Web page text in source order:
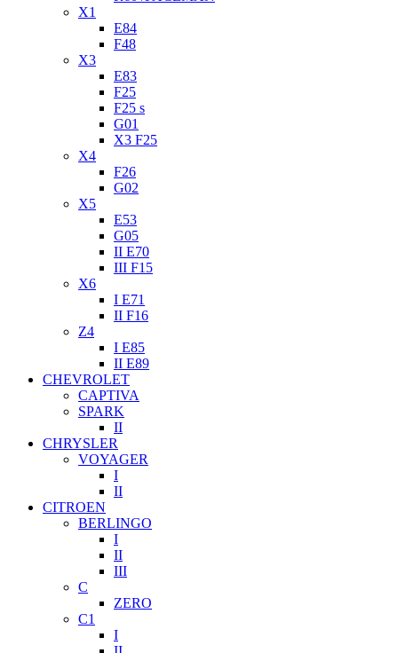
X1
E84
F48
X3
E83
F25
F25 s
G01
X3 F25
X4
F26
G02
X5
E53
G05
II E70
III F15
X6
I E71
II F16
Z4
I E85
II E89
CHEVROLET
CAPTIVA
SPARK
II
CHRYSLER
VOYAGER
I
II
CITROEN
BERLINGO
I
II
III
C
ZERO
C1
I